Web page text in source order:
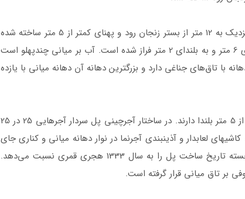
پل سردار به درازای نزدیک به 80 متر، به بلندای نزدیک به 12 متر از بستر زنجان رود و پهنای کمتر از 5 متر ساخته شده
است. پایه­ های سنگی و آب بر پل سردار به پهنای 6 متر و به بلندای 2 متر فراز شده است. آب‌ بر میانی چندپهلو است
با تاق‌های جناغی دارد و بزرگترین دهانه آن دهانه میانی با یازده
دهانه­های کنار هر یک پنج و نیم متر پهنا و بیش از 5 متر بلندا دارند. در ساختار آجرچینی پل سردار آجرهایی 25 در 25
کار رفته است. کاشی­های لعابدار و آذین­بندی آجرنما در نوار دهانه میانی و کناری جای
داده شده است. همچنین دیوارنوشتی از آجر برجسته تاریخ ساخت پل را به سال 1333 هجری قمری نسبت می‌دهد.
بر تاق میانی قرار گرفته است.